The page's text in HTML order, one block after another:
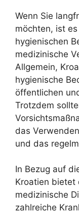
Wenn Sie
möchten, ist
hygienischen
medizinische
Allgemein,
hygienische
öffentlichen
Trotzdem
das
und das
In Bezug auf
Kroatien bietet
medizinische
zahlreiche